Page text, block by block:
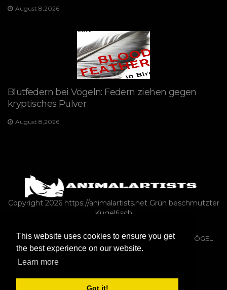
This website uses cookies to ensure you get
the best experience on our website.
Learn more
Got it!
August 8,2026
Blutfedern bei Vögeln: Federn ziehen gegen
kryptisches Pulver
August 8,2026
Copyright 2026 https://animalartists.net Grün beschmutzter
Kugelfisch
REPTILIEN & AMPHIBIEN ASK-A-VET TIERWELT
VÖGEL
KATZEN
NAGETIERE
PFERDE